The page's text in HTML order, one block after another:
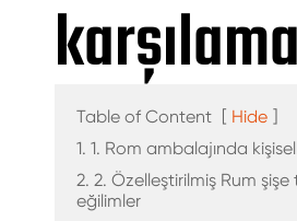
YAĞ ŞIŞELERI
SU CAM ŞIŞELER
CAM KAVANOZLAR
Table of Content [ Hide ]
1. 1. Rom ambalajında
2. 2. Özelleştirilmiş Rum şişe
eğilimler